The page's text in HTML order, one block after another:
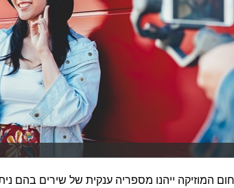
המוזיקה ייהנו מספריה ענקית של שירים בהם